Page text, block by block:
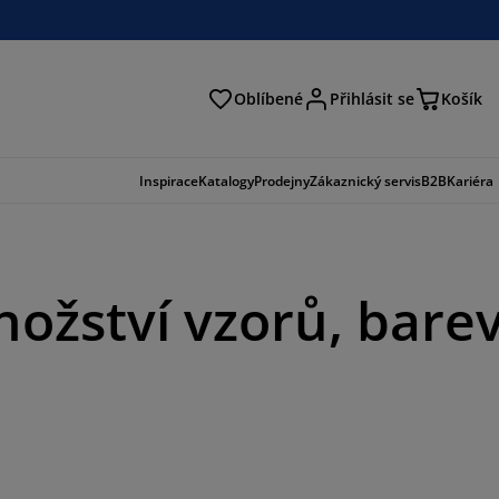
Oblíbené Přihlásit se Košík
InspiraceKatalogyProdejnyZákaznický servisB2BKariéra
vzorů,